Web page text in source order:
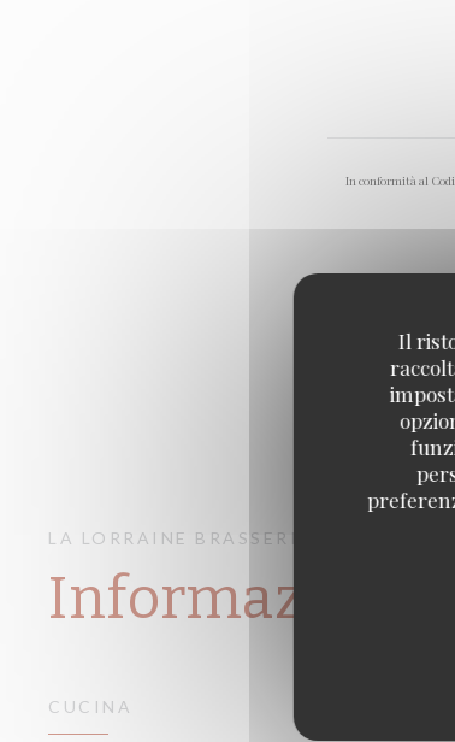
Il
In conformità al
LA LORRAINE BRASSERIE – FRUITS
Informazioni
CUCINA